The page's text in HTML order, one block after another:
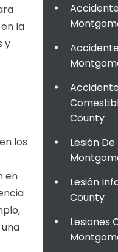
la
y
los
en
County
Lesión
Lesión
County
Lesiones